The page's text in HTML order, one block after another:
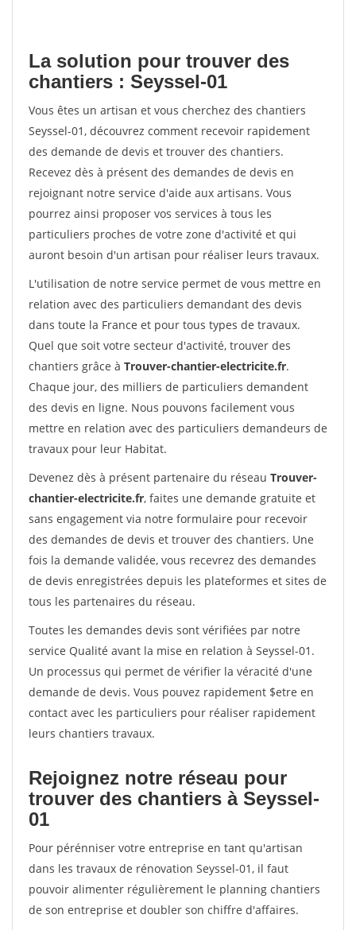
La solution pour trouver des
chantiers : Seyssel-01
Vous êtes un artisan et vous cherchez des chantiers
Seyssel-01, découvrez comment recevoir rapidement
des demande de devis et trouver des chantiers.
Recevez dès à présent des demandes de devis en
rejoignant notre service d'aide aux artisans. Vous
pourrez ainsi proposer vos services à tous les
particuliers proches de votre zone d'activité et qui
auront besoin d'un artisan pour réaliser leurs travaux.
L'utilisation de notre service permet de vous mettre en
relation avec des particuliers demandant des devis
dans toute la France et pour tous types de travaux.
Quel que soit votre secteur d'activité, trouver des
chantiers grâce à Trouver-chantier-electricite.fr.
Chaque jour, des milliers de particuliers demandent
des devis en ligne. Nous pouvons facilement vous
mettre en relation avec des particuliers demandeurs de
travaux pour leur Habitat.
Devenez dès à présent partenaire du réseau Trouver-
chantier-electricite.fr, faites une demande gratuite et
sans engagement via notre formulaire pour recevoir
des demandes de devis et trouver des chantiers. Une
fois la demande validée, vous recevrez des demandes
de devis enregistrées depuis les plateformes et sites de
tous les partenaires du réseau.
Toutes les demandes devis sont vérifiées par notre
service Qualité avant la mise en relation à Seyssel-01.
Un processus qui permet de vérifier la véracité d'une
demande de devis. Vous pouvez rapidement $etre en
contact avec les particuliers pour réaliser rapidement
leurs chantiers travaux.
Rejoignez notre réseau pour
trouver des chantiers à Seyssel-
01
Pour pérénniser votre entreprise en tant qu'artisan
dans les travaux de rénovation Seyssel-01, il faut
pouvoir alimenter régulièrement le planning chantiers
de son entreprise et doubler son chiffre d'affaires.